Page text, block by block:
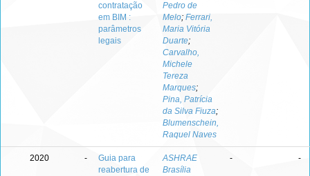
contratação
em BIM :
parâmetros
legais
Pedro de
Melo; Ferrari,
Maria Vitória
Duarte;
Carvalho,
Michele
Tereza
Marques;
Pina, Patrícia
da Silva Fiuza;
Blumenschein,
Raquel Naves
2020 -
Guia para
reabertura de
ASHRAE
Brasília
- -